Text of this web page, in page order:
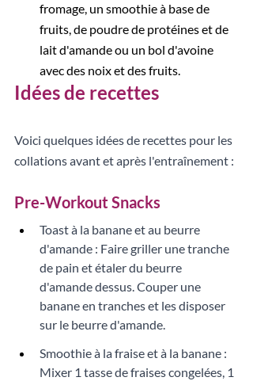
fromage, un smoothie à base de
fruits, de poudre de protéines et de
lait d'amande ou un bol d'avoine
avec des noix et des fruits.
Idées de recettes
Voici quelques idées de recettes pour les
collations avant et après l'entraînement :
Pre-Workout Snacks
Toast à la banane et au beurre
d'amande : Faire griller une tranche
de pain et étaler du beurre
d'amande dessus. Couper une
banane en tranches et les disposer
sur le beurre d'amande.
Smoothie à la fraise et à la banane :
Mixer 1 tasse de fraises congelées, 1